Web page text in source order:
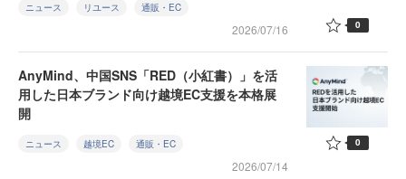
ニュース リユース 通販・EC
2026/07/16 0
AnyMind、中国SNS「RED（小紅書）」を活
用した日本ブランド向け越境EC支援を本格展
開
ニュース 越境EC 通販・EC
2026/07/14
0